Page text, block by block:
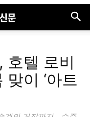
호텔 로비
이 ‘아트